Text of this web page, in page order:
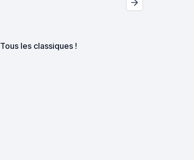
Tous les classiques !